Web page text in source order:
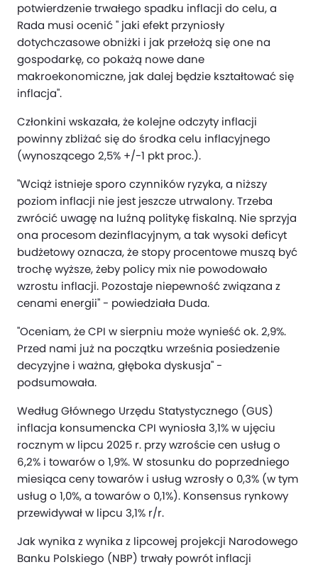
potwierdzenie trwałego spadku inflacji do celu, a
Rada musi ocenić " jaki efekt przyniosły
dotychczasowe obniżki i jak przełożą się one na
gospodarkę, co pokażą nowe dane
makroekonomiczne, jak dalej będzie kształtować się
inflacja".
Członkini wskazała, że kolejne odczyty inflacji
powinny zbliżać się do środka celu inflacyjnego
(wynoszącego 2,5% +/-1 pkt proc.).
"Wciąż istnieje sporo czynników ryzyka, a niższy
poziom inflacji nie jest jeszcze utrwalony. Trzeba
zwrócić uwagę na luźną politykę fiskalną. Nie sprzyja
ona procesom dezinflacyjnym, a tak wysoki deficyt
budżetowy oznacza, że stopy procentowe muszą być
trochę wyższe, żeby policy mix nie powodowało
wzrostu inflacji. Pozostaje niepewność związana z
cenami energii" - powiedziała Duda.
"Oceniam, że CPI w sierpniu może wynieść ok. 2,9%.
Przed nami już na początku września posiedzenie
decyzyjne i ważna, głęboka dyskusja" -
podsumowała.
Według Głównego Urzędu Statystycznego (GUS)
inflacja konsumencka CPI wyniosła 3,1% w ujęciu
rocznym w lipcu 2025 r. przy wzroście cen usług o
6,2% i towarów o 1,9%. W stosunku do poprzedniego
miesiąca ceny towarów i usług wzrosły o 0,3% (w tym
usług o 1,0%, a towarów o 0,1%). Konsensus rynkowy
przewidywał w lipcu 3,1% r/r.
Jak wynika z wynika z lipcowej projekcji Narodowego
Banku Polskiego (NBP) trwały powrót inflacji